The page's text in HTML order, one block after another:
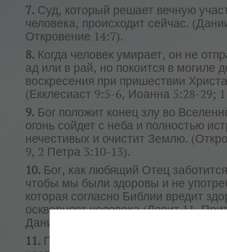
7. Суд, который решает вечную
человека, происходит сейчас.
Откровение 14:7).
8. Когда человек умирает, он не
ад или в рай, но покоится в могиле
воскресения при пришествии Христа
(Екклесиаст 9:5-6, Иоанна 5:28-29;
9. Бог положит конец злу во
огонь сойдет с неба и полностью
нечестивых и очистит Землю.
9, 2 Петра 3:10-13).
10. Бог, как любящий Отец
чтобы мы были здоровы и не
которая согласно Библии вредит
оскверняет человека (Левит 11,
Даниила 1:8, 1 Коринфянам 6:19-20).
11. Последователи Иисуса Христа